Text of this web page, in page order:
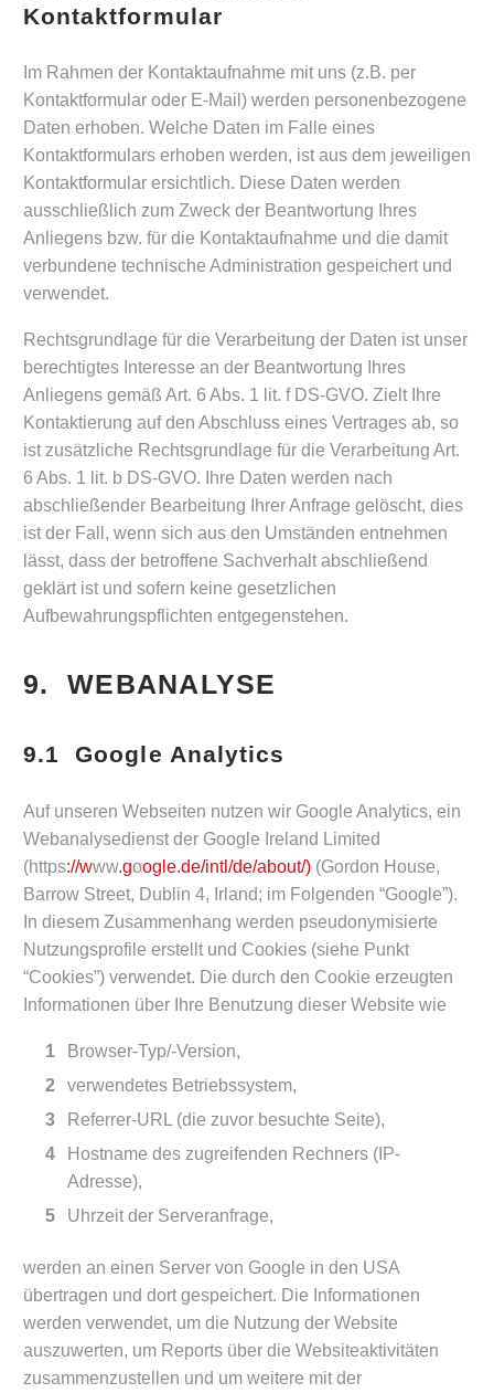
Kontaktformular
Im Rahmen der Kontaktaufnahme mit uns (z.B. per
Kontaktformular oder E-Mail) werden personenbezogene
Daten erhoben. Welche Daten im Falle eines
Kontaktformulars erhoben werden, ist aus dem jeweiligen
Kontaktformular ersichtlich. Diese Daten werden
ausschließlich zum Zweck der Beantwortung Ihres
Anliegens bzw. für die Kontaktaufnahme und die damit
verbundene technische Administration gespeichert und
verwendet.
Rechtsgrundlage für die Verarbeitung der Daten ist unser
berechtigtes Interesse an der Beantwortung Ihres
Anliegens gemäß Art. 6 Abs. 1 lit. f DS-GVO. Zielt Ihre
Kontaktierung auf den Abschluss eines Vertrages ab, so
ist zusätzliche Rechtsgrundlage für die Verarbeitung Art.
6 Abs. 1 lit. b DS-GVO. Ihre Daten werden nach
abschließender Bearbeitung Ihrer Anfrage gelöscht, dies
ist der Fall, wenn sich aus den Umständen entnehmen
lässt, dass der betroffene Sachverhalt abschließend
geklärt ist und sofern keine gesetzlichen
Aufbewahrungspflichten entgegenstehen.
9. WEBANALYSE
9.1 Google Analytics
Auf unseren Webseiten nutzen wir Google Analytics, ein
Webanalysedienst der Google Ireland Limited
(https://www.google.de/intl/de/about/) (Gordon House,
Barrow Street, Dublin 4, Irland; im Folgenden “Google”).
In diesem Zusammenhang werden pseudonymisierte
Nutzungsprofile erstellt und Cookies (siehe Punkt
“Cookies”) verwendet. Die durch den Cookie erzeugten
Informationen über Ihre Benutzung dieser Website wie
Browser-Typ/-Version,
verwendetes Betriebssystem,
Referrer-URL (die zuvor besuchte Seite),
Hostname des zugreifenden Rechners (IP-
Adresse),
Uhrzeit der Serveranfrage,
werden an einen Server von Google in den USA
übertragen und dort gespeichert. Die Informationen
werden verwendet, um die Nutzung der Website
auszuwerten, um Reports über die Websiteaktivitäten
zusammenzustellen und um weitere mit der